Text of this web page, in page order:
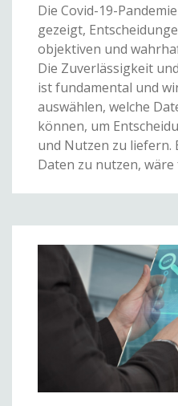
Die Covid-19-
gezeigt,
objektiven und
Die Zuverlässigkeit
ist fundamental und
auswählen, welche
können, um
und Nutzen zu liefern.
Daten zu nutzen, wäre